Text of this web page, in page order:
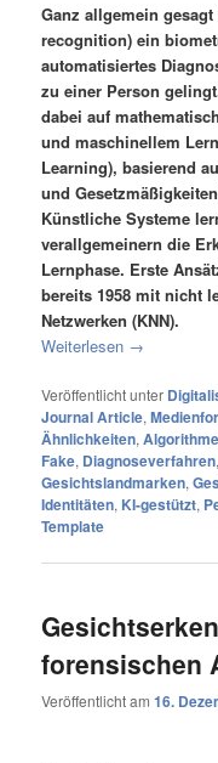
Ganz allgemein
recognition) ein
automatisiertes
zu einer Person
dabei auf
und maschinellem
Learning), basierend
und
Künstliche Systeme
verallgemeinern die
Lernphase. Erste
bereits 1958 mit nicht
Netzwerken (KNN).
Weiterlesen →
Veröffentlicht unter
Journal Article,
Ähnlichkeiten,
Fake, Diagnoseverfahren,
Gesichtslandmarken,
Identitäten, KI-gestützt,
Template
forensischen
Veröffentlicht am16.